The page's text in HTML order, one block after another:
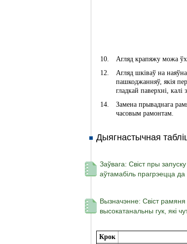
Агляд крапяжу можа
Агляд шківаў на
пашкоджанняў, якія
гладкай паверхні,
Замена прываднага
часовым рамонтам.
Дыягнастычная
Заўвага: Свіст пры
аўтамабіль прагрэецца
Вызначэнне: Свіст
высокатанальны гук, які
Крок